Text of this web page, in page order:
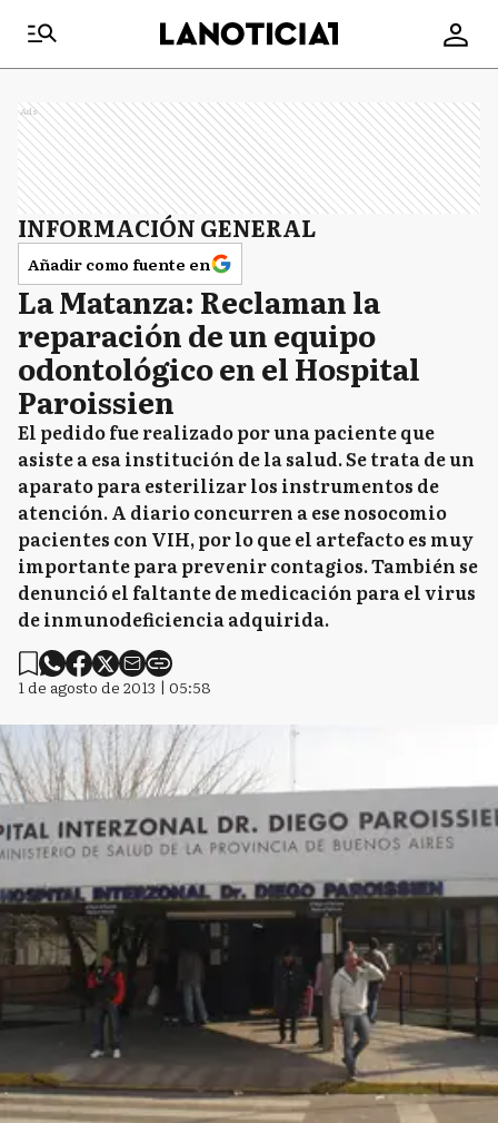
Ads
INFORMACIÓN GENERAL
Añadir como fuente en
La Matanza: Reclaman la
reparación de un equipo
odontológico en el Hospital
Paroissien
El pedido fue realizado por una paciente que
asiste a esa institución de la salud. Se trata de un
aparato para esterilizar los instrumentos de
atención. A diario concurren a ese nosocomio
pacientes con VIH, por lo que el artefacto es muy
importante para prevenir contagios. También se
denunció el faltante de medicación para el virus
de inmunodeficiencia adquirida.
1 de agosto de 2013 | 05:58